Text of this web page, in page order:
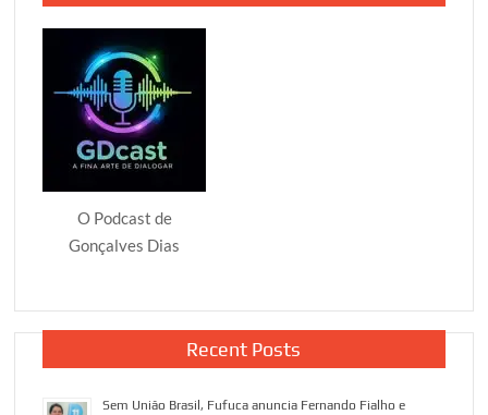
O Podcast de
Gonçalves Dias
Recent Posts
Sem União Brasil, Fufuca anuncia Fernando Fialho e